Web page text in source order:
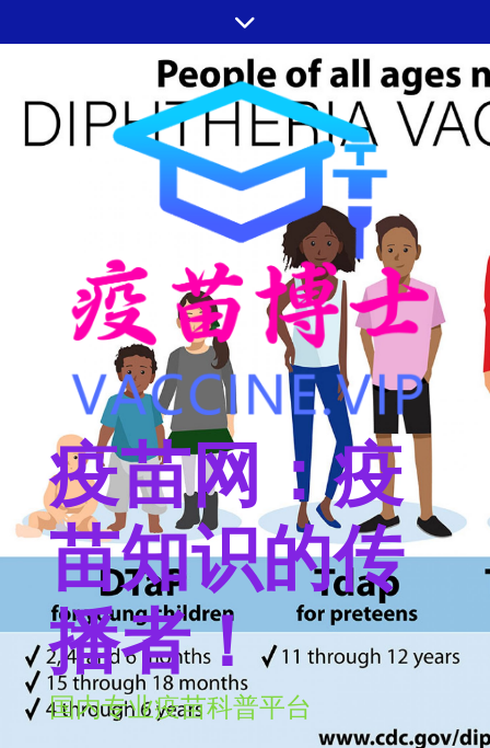
至
疫苗网：疫
苗知识的传
播者！
国内专业疫苗科普平台